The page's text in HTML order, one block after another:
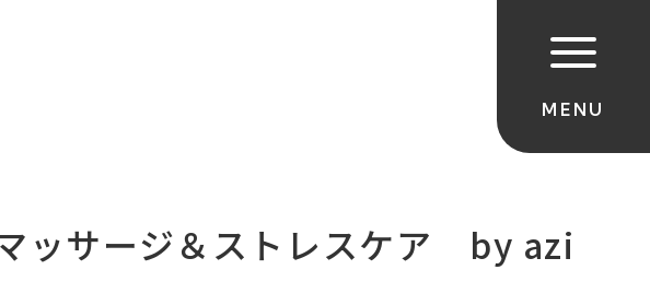
ッサージ＆ストレスケア by azi